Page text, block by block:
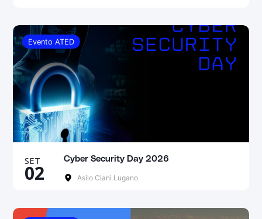
Evento ATED
SET
02
Cyber Security Day 2026
Asilo Ciani Lugano